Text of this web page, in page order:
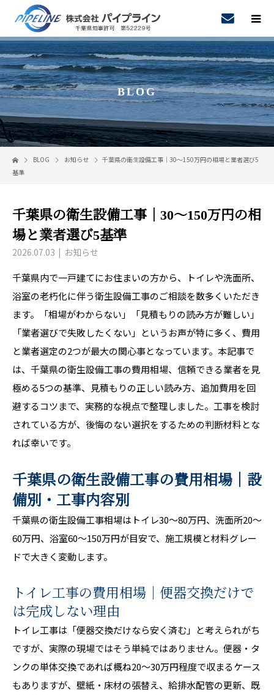
BLOG
BLOG お知らせ
千葉県の衛生設備工事｜30〜150万円の相場と業者選び5
基準
千葉県の衛生設備工事｜30〜150万円の相
場と業者選び5基準
2026.07.03 お知らせ
千葉県内で一戸建てにお住まいの方から、トイレや洗面所、
浴室の老朽化に伴う衛生設備工事のご相談を数多くいただき
ます。「相場がわからない」「見積もりの読み方が難しい」
「業者選びで失敗したくない」というお声が特に多く、費用
と業者選定の2つが最大の関心事となっています。本記事で
は、千葉県の衛生設備工事の費用相場、信頼できる業者を見
極める5つの基準、見積もりの正しい読み方、追加費用を回
避するコツまで、実務的な視点で整理しました。工事を検討
されている方が、後悔のない選択をするための判断材料とな
れば幸いです。
千葉県の衛生設備工事の費用相場｜設
備別・工事内容別
千葉県の衛生設備工事相場はトイレ30〜80万円、洗面所20〜
60万円、浴室60〜150万円が目安で、施工規模と材料グレー
ドで大きく変動します。
トイレ工事の費用相場｜便器交換だけで
は完成しない理由
トイレ工事は「便器交換だけなら安く済む」と考えられがち
ですが、実際の現場ではそう単純ではありません。便器・タ
ンクの単体交換であれば概ね20〜30万円程度で収まるケース
もありますが、壁紙・床材の張替え、給排水配管の更新、既